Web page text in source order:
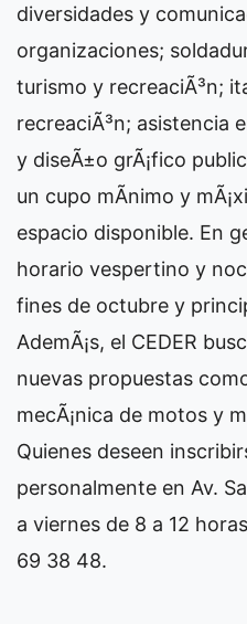
diversidades y
organizaciones;
turismo y recreaciÃ³n;
recreaciÃ³n; asistencia
y diseÃ±o grÃ¡fico
un cupo mÃ­nimo y
espacio disponible. En
horario vespertino y
fines de octubre y
AdemÃ¡s, el CEDER
nuevas propuestas
mecÃ¡nica de motos y
Quienes deseen
personalmente en Av.
a viernes de 8 a 12
69 38 48.